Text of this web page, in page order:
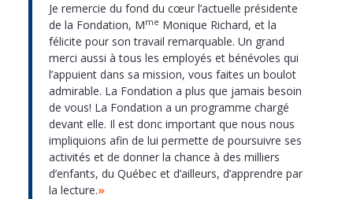
Je remercie du fond du cœur l’actuelle présidente
de la Fondation, Mme Monique Richard, et la
félicite pour son travail remarquable. Un grand
merci aussi à tous les employés et bénévoles qui
l’appuient dans sa mission, vous faites un boulot
admirable. La Fondation a plus que jamais besoin
de vous! La Fondation a un programme chargé
devant elle. Il est donc important que nous nous
impliquions afin de lui permette de poursuivre ses
activités et de donner la chance à des milliers
d’enfants, du Québec et d’ailleurs, d’apprendre par
la lecture.»